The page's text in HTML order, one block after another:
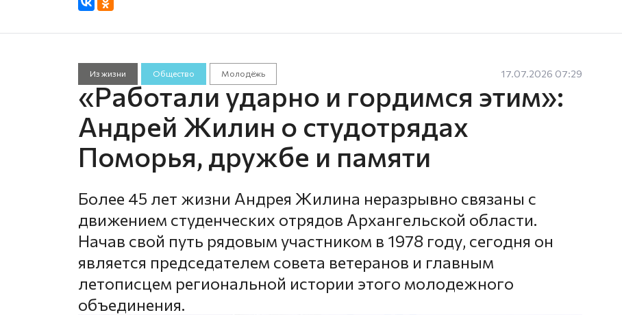
Из жизни Общество Молодёжь 17.07.2026 07:29
«Работали ударно и гордимся этим»:
Андрей Жилин о студотрядах
Поморья, дружбе и памяти
Более 45 лет жизни Андрея Жилина неразрывно связаны с
движением студенческих отрядов Архангельской области.
Начав свой путь рядовым участником в 1978 году, сегодня он
является председателем совета ветеранов и главным
летописцем региональной истории этого молодежного
объединения.